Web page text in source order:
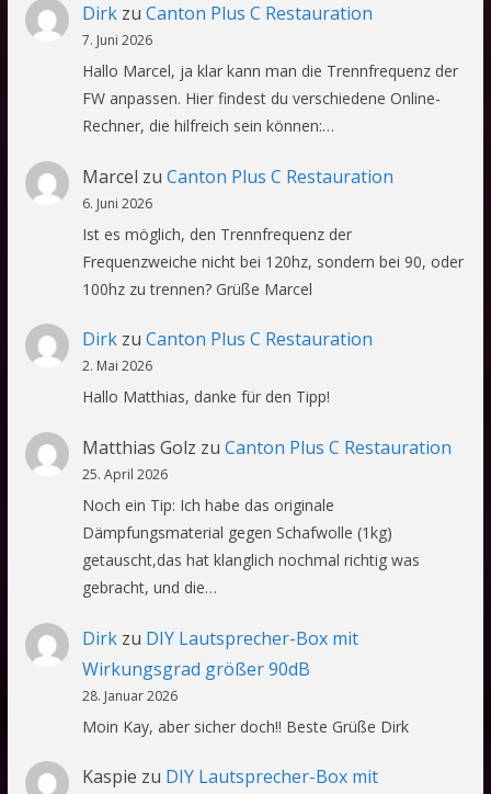
Dirkzu Canton Plus C Restauration
7. Juni 2026
Hallo Marcel, ja klar kann man die Trennfrequenz der
FW anpassen. Hier findest du verschiedene Online-
Rechner, die hilfreich sein können:…
Marcel zu Canton Plus C Restauration
6. Juni 2026
Ist es möglich, den Trennfrequenz der
Frequenzweiche nicht bei 120hz, sondern bei 90, oder
100hz zu trennen? Grüße Marcel
Dirkzu Canton Plus C Restauration
2. Mai 2026
Hallo Matthias, danke für den Tipp!
Matthias Golz zu Canton Plus C Restauration
25. April 2026
Noch ein Tip: Ich habe das originale
Dämpfungsmaterial gegen Schafwolle (1kg)
getauscht,das hat klanglich nochmal richtig was
gebracht, und die…
Dirkzu DIY Lautsprecher-Box mit
Wirkungsgrad größer 90dB
28. Januar 2026
Moin Kay, aber sicher doch!! Beste Grüße Dirk
Kaspie zu DIY Lautsprecher-Box mit